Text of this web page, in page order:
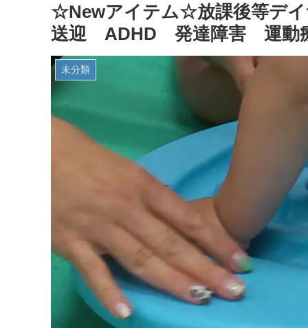
☆Newアイテム☆放課後等デ
送迎 ADHD 発達障害 運動
未分類